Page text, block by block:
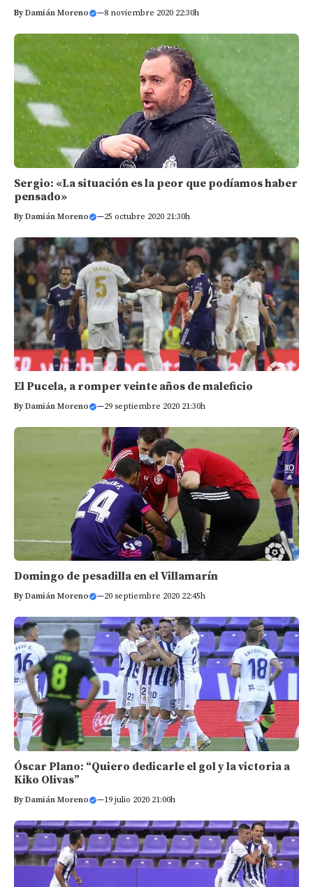
ByDamián Moreno —8 noviembre 2020 22:30h
Sergio: «La situación es la peor que podíamos haber
pensado»
ByDamián Moreno —25 octubre 2020 21:30h
El Pucela, a romper veinte años de maleficio
ByDamián Moreno —29 septiembre 2020 21:30h
Domingo de pesadilla en el Villamarín
ByDamián Moreno —20 septiembre 2020 22:45h
Óscar Plano: “Quiero dedicarle el gol y la victoria a
Kiko Olivas”
ByDamián Moreno —19 julio 2020 21:00h